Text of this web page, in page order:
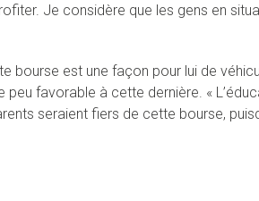
Je considère que les gens en
bourse est une façon pour lui de
favorable à cette dernière. «
seraient fiers de cette bourse,